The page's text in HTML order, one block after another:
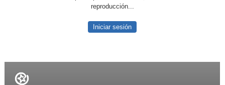
reproducción...
Iniciar sesión